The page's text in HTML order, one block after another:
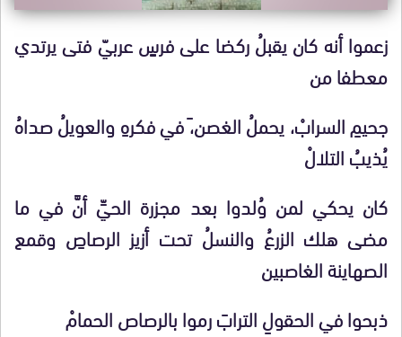
زعموا أنه كان يقبلُ ركضا على فرسٍ عربيّ فتى يرتدي
معطفا من
جحيمِ السرابْ، يحملُ الغصن،َ في فكرهِ والعويلُ صداهُ
يُذيبُ التلالْ
كان يحكي لمن وُلدوا بعد مجزرة الحيِّ أنَّ في ما
مضى هلك الزرعُ والنسلُ تحت أزيز الرصاصِ وقمع
الصهاينة الغاصبين
ذبحوا في الحقولِ الترابَ رموا بالرصاص الحمامْ